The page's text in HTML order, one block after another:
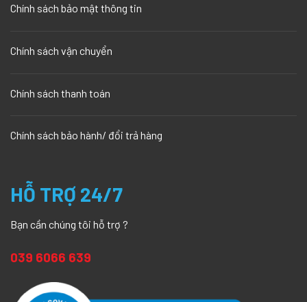
Chính sách bảo mật thông tin
Chính sách vận chuyển
Chính sách thanh toán
Chính sách bảo hành/ đổi trả hàng
HỖ TRỢ 24/7
Bạn cần chúng tôi hỗ trợ ?
‬‬039 6066 639